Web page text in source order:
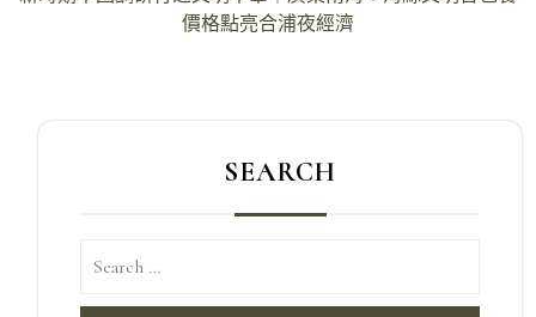
價格點亮合浦夜經濟
SEARCH